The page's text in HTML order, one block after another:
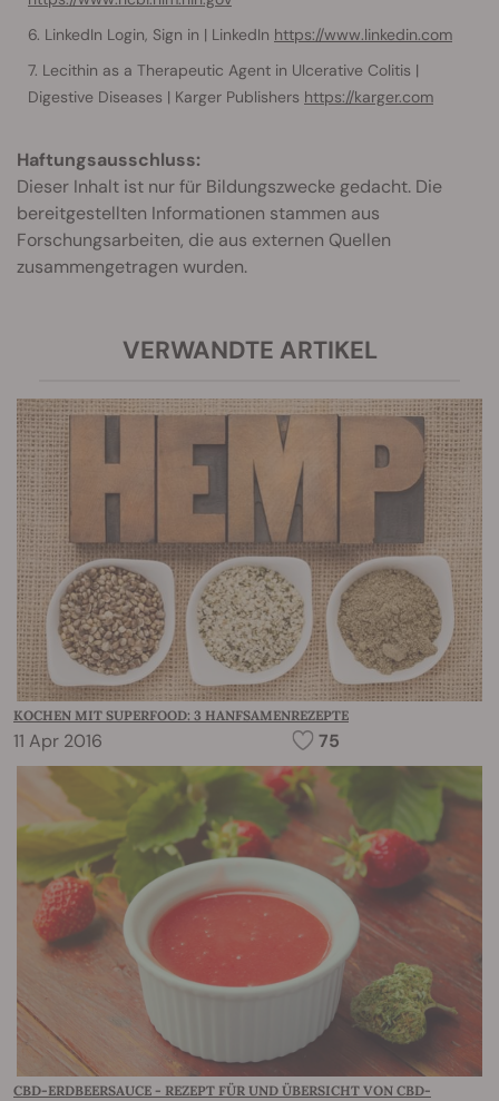
LinkedIn Login, Sign in | LinkedIn https://www.linkedin.com
Lecithin as a Therapeutic Agent in Ulcerative Colitis |
Digestive Diseases | Karger Publishers https://karger.com
Haftungsausschluss:
Dieser Inhalt ist nur für Bildungszwecke gedacht. Die
bereitgestellten Informationen stammen aus
Forschungsarbeiten, die aus externen Quellen
zusammengetragen wurden.
VERWANDTE ARTIKEL
KOCHEN MIT SUPERFOOD: 3 HANFSAMENREZEPTE
11 Apr 2016 75
CBD-ERDBEERSAUCE - REZEPT FÜR UND ÜBERSICHT VON CBD-